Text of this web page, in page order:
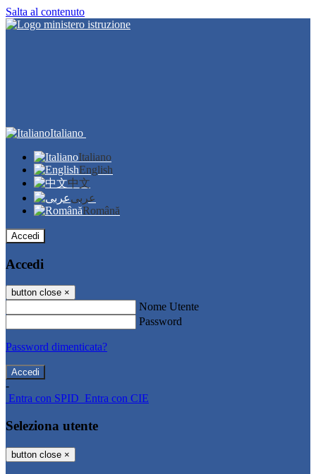
Salta al contenuto
Italiano
Italiano
English
中文
عربى
Română
Accedi
Accedi
button close ×
Nome Utente
Password
Password dimenticata?
-
Entra con SPID Entra con CIE
Seleziona utente
button close ×